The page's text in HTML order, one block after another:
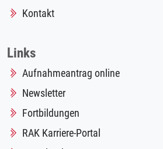
Kontakt
Links
Aufnahmeantrag online
Newsletter
Fortbildungen
RAK Karriere-Portal